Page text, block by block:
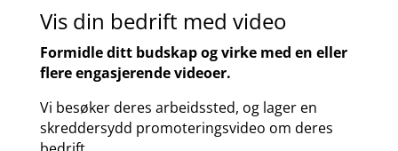
Vis din bedrift med video
Formidle ditt budskap og virke med en eller
flere engasjerende videoer.
Vi besøker deres arbeidssted, og lager en
skreddersydd promoteringsvideo om deres